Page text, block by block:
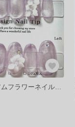
春ミディアムフラワーネイル 淡パープル